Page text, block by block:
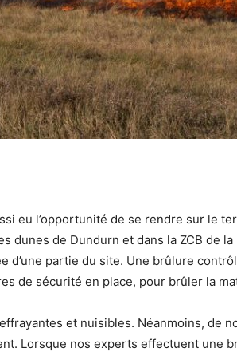
eu l’opportunité de se rendre sur le
dunes de Dundurn et dans la ZCB de
partie du site. Une brûlure
de sécurité en place, pour brûler la
et nuisibles. Néanmoins, de
Lorsque nos experts effectuent une